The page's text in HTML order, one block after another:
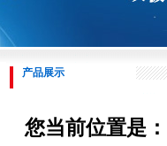
产品展示
您当前位置是：